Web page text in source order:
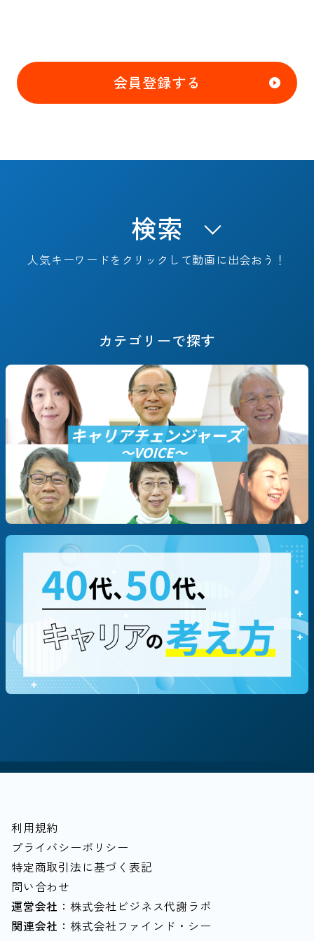
会員登録する
検索
人気キーワードをクリックして動画に出会おう！
キャリアフェーズで探す
#決断までのSTORY
#これからのSTORY
#定年退職
#早期退職
#転職/再就職
#起業
職種別に探す
#技術/開発職/エンジニア
#営業
#企画/マーケ
#専門職（コンサルタント等）
テーマ・働き方別に探す
カテゴリーで探す
利用規約
プライバシーポリシー
特定商取引法に基づく表記
問い合わせ
運営会社： 株式会社ビジネス代謝ラボ
関連会社： 株式会社ファインド・シー